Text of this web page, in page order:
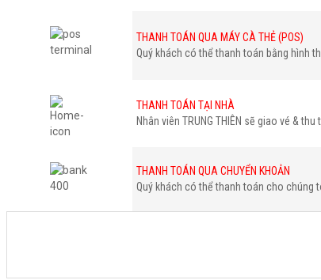
THANH TOÁN QUA MÁY CÀ THẺ (POS)
Quý khách có thể thanh toán bằng hình
THANH TOÁN TẠI NHÀ
Nhân viên TRUNG THIÊN sẽ giao vé &
THANH TOÁN QUA CHUYỂN KHOẢN
Quý khách có thể thanh toán cho chúng